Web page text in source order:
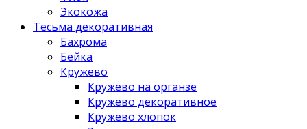
Экокожа
Тесьма декоративная
Бахрома
Бейка
Кружево
Кружево на органзе
Кружево декоративное
Кружево хлопок